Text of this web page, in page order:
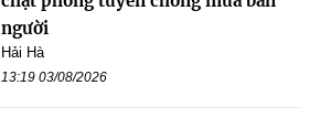
người
Hải Hà
13:19 03/08/2026